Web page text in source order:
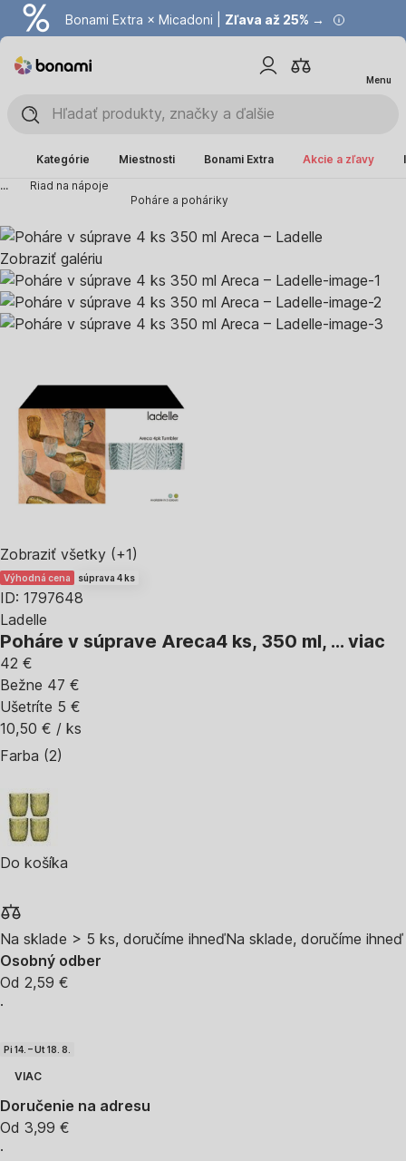
Bonami Extra × Micadoni | Zľava až 25% →
Menu
Kategórie Miestnosti Bonami Extra Akcie a zľavy
...
Riad na nápoje
Poháre a poháriky
Zobraziť galériu
Zobraziť všetky (+1)
Výhodná cena súprava 4 ks
ID: 1797648
Ladelle
Poháre v súprave Areca4 ks, 350 ml, … viac
42 €
Bežne 47 €
Ušetríte 5 €
10,50 € / ks
Farba (2)
Do košíka
Na sklade > 5 ks, doručíme ihneďNa sklade, doručíme ihneď
Osobný odber
Od 2,59 €
·
Pi 14. – Ut 18. 8.
VIAC
Doručenie na adresu
Od 3,99 €
·